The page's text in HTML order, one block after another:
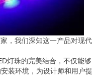
，我们深知这一产品对现代
灯珠的完美结合，不仅能够
装环境，为设计师和用户提